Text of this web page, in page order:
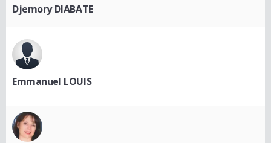
Djemory DIABATE
Emmanuel LOUIS